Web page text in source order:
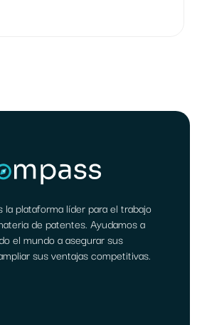
la plataforma líder para el trabajo
de patentes. Ayudamos a
el mundo a asegurar sus
sus ventajas competitivas.